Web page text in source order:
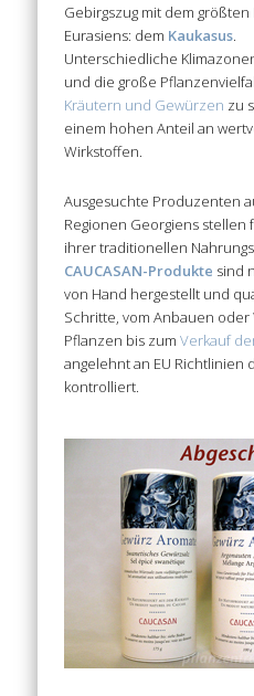
Gebirgszug mit dem
Eurasiens: dem Kaukasus
Unterschiedliche
und die große
Kräutern und Gewürzen zu
einem hohen Anteil an
Wirkstoffen.
Ausgesuchte Produzenten
Regionen Georgiens stellen
ihrer traditionellen
CAUCASAN-Produkte sind
von Hand hergestellt und
Schritte, vom Anbauen
Pflanzen bis zumVerkauf
angelehnt an EU Richtlinien
kontrolliert.